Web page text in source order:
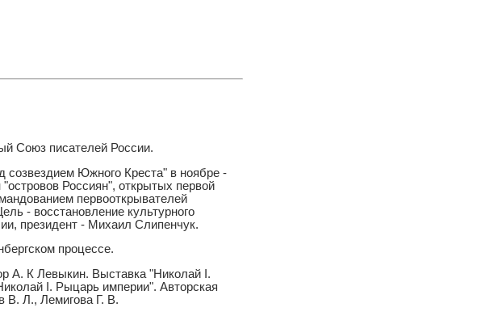
Союз писателей России.
созвездием Южного Креста" в ноябре -
Россиян", открытых первой
первооткрывателей
- восстановление культурного
президент - Михаил Слипенчук.
процессе.
А. К Левыкин. Выставка "Николай I.
I. Рыцарь империи". Авторская
В. Л., Лемигова Г. В.